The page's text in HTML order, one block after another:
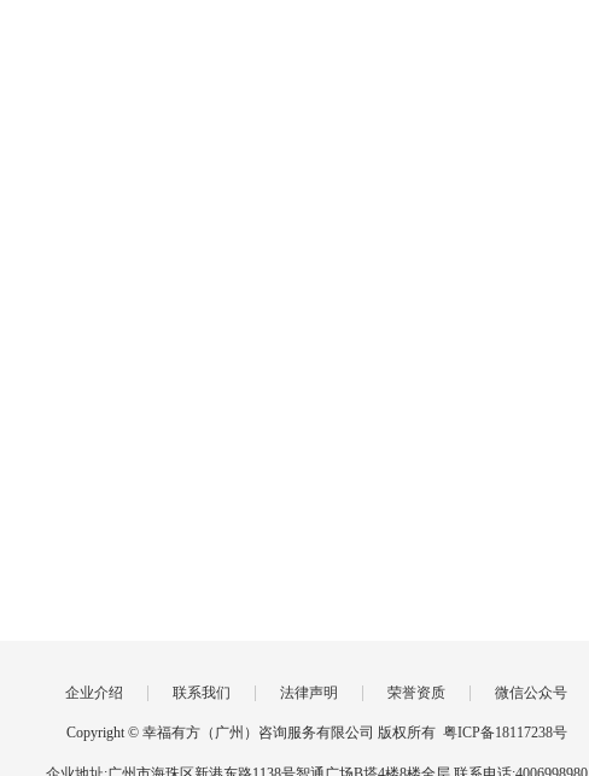
企业介绍 | 联系我们 | 法律声明 | 荣誉资质 | 微信公众号
Copyright © 幸福有方（广州）咨询服务有限公司 版权所有 粤ICP备18117238号